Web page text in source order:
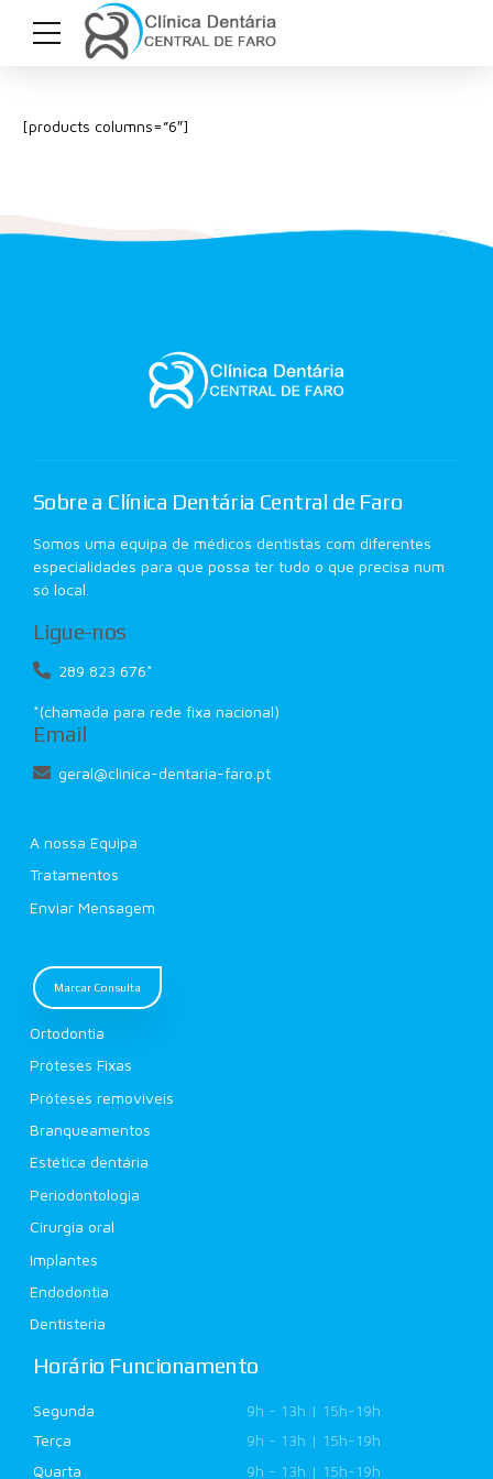
[products columns=”6″]
Sobre a Clínica Dentária Central de Faro
Somos uma equipa de médicos dentistas com diferentes
especialidades para que possa ter tudo o que precisa num
só local.
Ligue-nos
289 823 676*
*(chamada para rede fixa nacional)
Email
geral@clinica-dentaria-faro.pt
A nossa Equipa
Tratamentos
Enviar Mensagem
Marcar Consulta
Ortodontia
Próteses Fixas
Próteses removíveis
Branqueamentos
Estética dentária
Periodontologia
Cirurgia oral
Implantes
Endodontia
Dentisteria
Horário Funcionamento
Segunda
9h - 13h | 15h-19h
Terça
9h - 13h | 15h-19h
Quarta
9h - 13h | 15h-19h